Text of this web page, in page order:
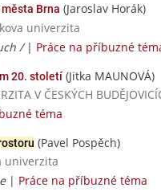
Brna (Jaroslav Horák)
univerzita
/ | Práce na příbuzné
20. století (Jitka MAUNOVÁ)
V ČESKÝCH
téma
(Pavel Pospěch)
univerzita
| Práce na příbuzné téma